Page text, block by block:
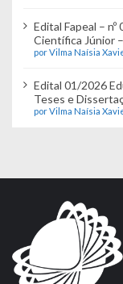
Edital Fapeal –
Científica Júnior
por Vilma Naísia
Edital 01/2026
Teses e
por Vilma Naísia